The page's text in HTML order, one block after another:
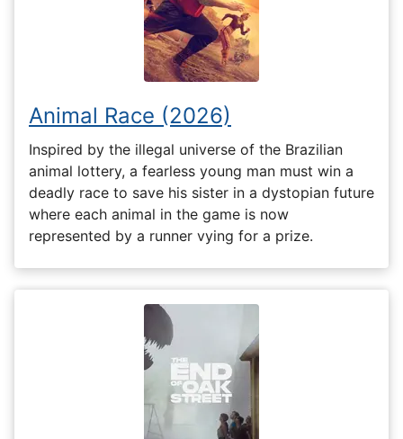
Animal Race (2026)
Inspired by the illegal universe of the Brazilian
animal lottery, a fearless young man must win a
deadly race to save his sister in a dystopian future
where each animal in the game is now
represented by a runner vying for a prize.